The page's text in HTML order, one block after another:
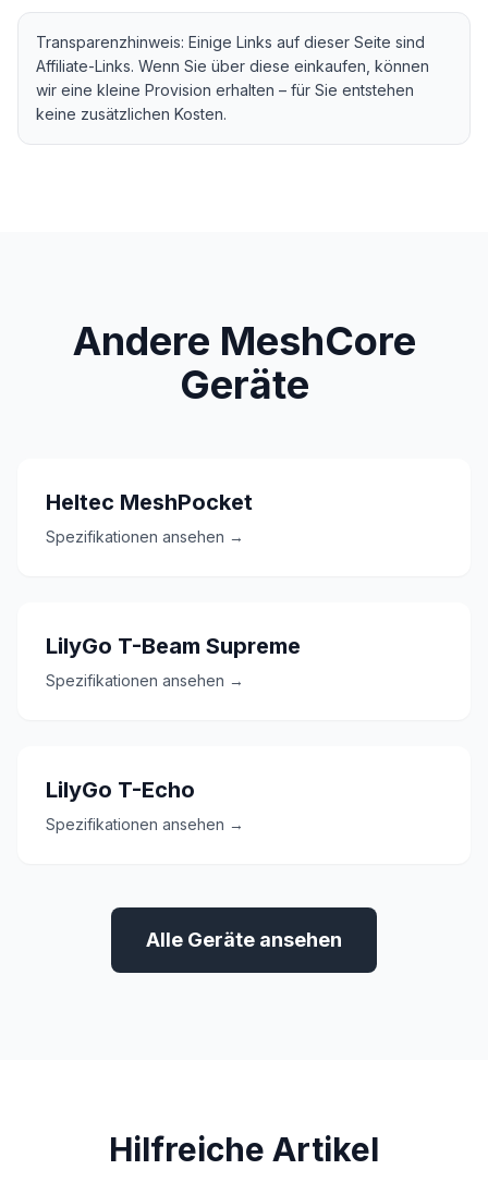
Transparenzhinweis: Einige Links auf dieser Seite sind
Affiliate-Links. Wenn Sie über diese einkaufen, können
wir eine kleine Provision erhalten – für Sie entstehen
keine zusätzlichen Kosten.
Andere MeshCore
Geräte
Heltec MeshPocket
Spezifikationen ansehen →
LilyGo T-Beam Supreme
Spezifikationen ansehen →
LilyGo T-Echo
Spezifikationen ansehen →
Alle Geräte ansehen
Hilfreiche Artikel